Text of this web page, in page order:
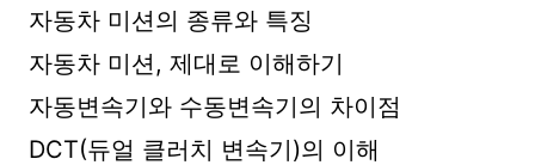
자동차 미션의 종류와 특징
자동차 미션, 제대로 이해하기
자동변속기와 수동변속기의 차이점
DCT(듀얼 클러치 변속기)의 이해